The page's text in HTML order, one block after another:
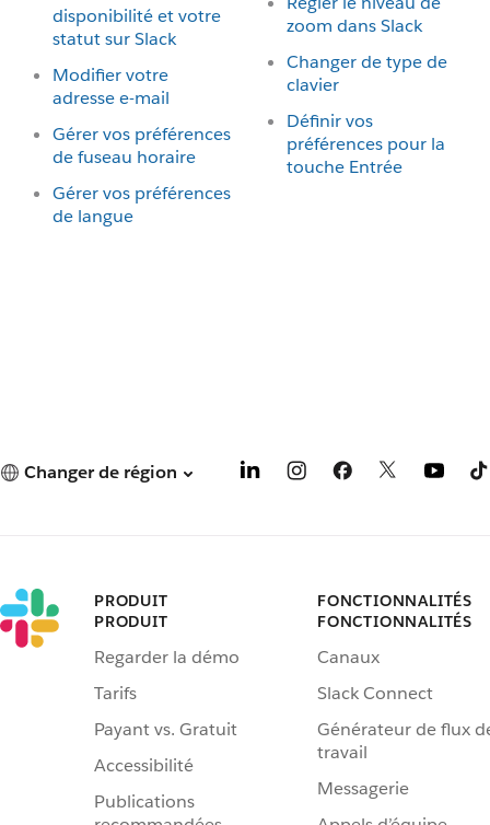
disponibilité et votre
statut sur Slack
Modifier votre
adresse e-mail
Gérer vos préférences
de fuseau horaire
Gérer vos préférences
de langue
zoom dans Slack
Changer de type de
clavier
Définir vos
préférences pour la
touche Entrée
Changer de région
PRODUIT
PRODUIT
Regarder la démo
Tarifs
Payant vs. Gratuit
Accessibilité
Publications
FONCTIONNALITÉS
FONCTIONNALITÉS
Canaux
Slack Connect
Générateur de flux
travail
Messagerie